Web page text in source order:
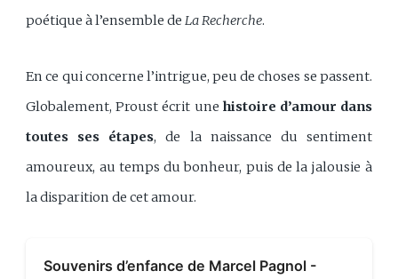
poétique à l’ensemble de La Recherche.
En ce qui concerne l’intrigue, peu de choses se passent.
Globalement, Proust écrit une histoire d’amour dans
toutes ses étapes, de la naissance du sentiment
amoureux, au temps du bonheur, puis de la jalousie à
la disparition de cet amour.
Souvenirs d’enfance de Marcel Pagnol -